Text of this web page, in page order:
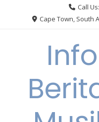
Call
Cape Town, South